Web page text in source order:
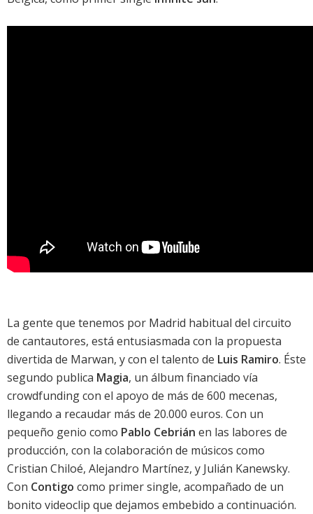
La gente que tenemos por Madrid habitual del circuito
de cantautores, está entusiasmada con la propuesta
divertida de Marwan, y con el talento de Luis Ramiro. Éste
segundo publica Magia, un álbum financiado vía
crowdfunding con el apoyo de más de 600 mecenas,
llegando a recaudar más de 20.000 euros. Con un
pequeño genio como Pablo Cebrián en las labores de
producción, con la colaboración de músicos como
Cristian Chiloé, Alejandro Martínez, y Julián Kanewsky.
Con Contigo como primer single, acompañado de un
bonito videoclip que dejamos embebido a continuación.